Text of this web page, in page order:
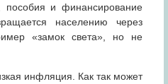
пособия и финансирование
населению через
«замок света», но не
инфляция. Как так может